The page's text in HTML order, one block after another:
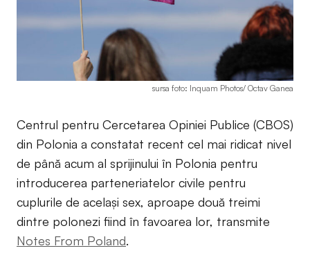
sursa foto: Inquam Photos/ Octav Ganea
Centrul pentru Cercetarea Opiniei Publice (CBOS)
din Polonia a constatat recent cel mai ridicat nivel
de până acum al sprijinului în Polonia pentru
introducerea parteneriatelor civile pentru
cuplurile de același sex, aproape două treimi
dintre polonezi fiind în favoarea lor, transmite
Notes From Poland.